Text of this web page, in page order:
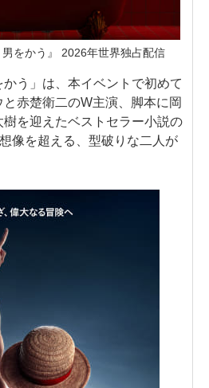
をかう』 2026年世界独占配信
う」は、本イベントで初めて
赤楚衛二のW主演、脚本に岡
を迎えたベストセラー小説の
像を超える、型破りな二人が